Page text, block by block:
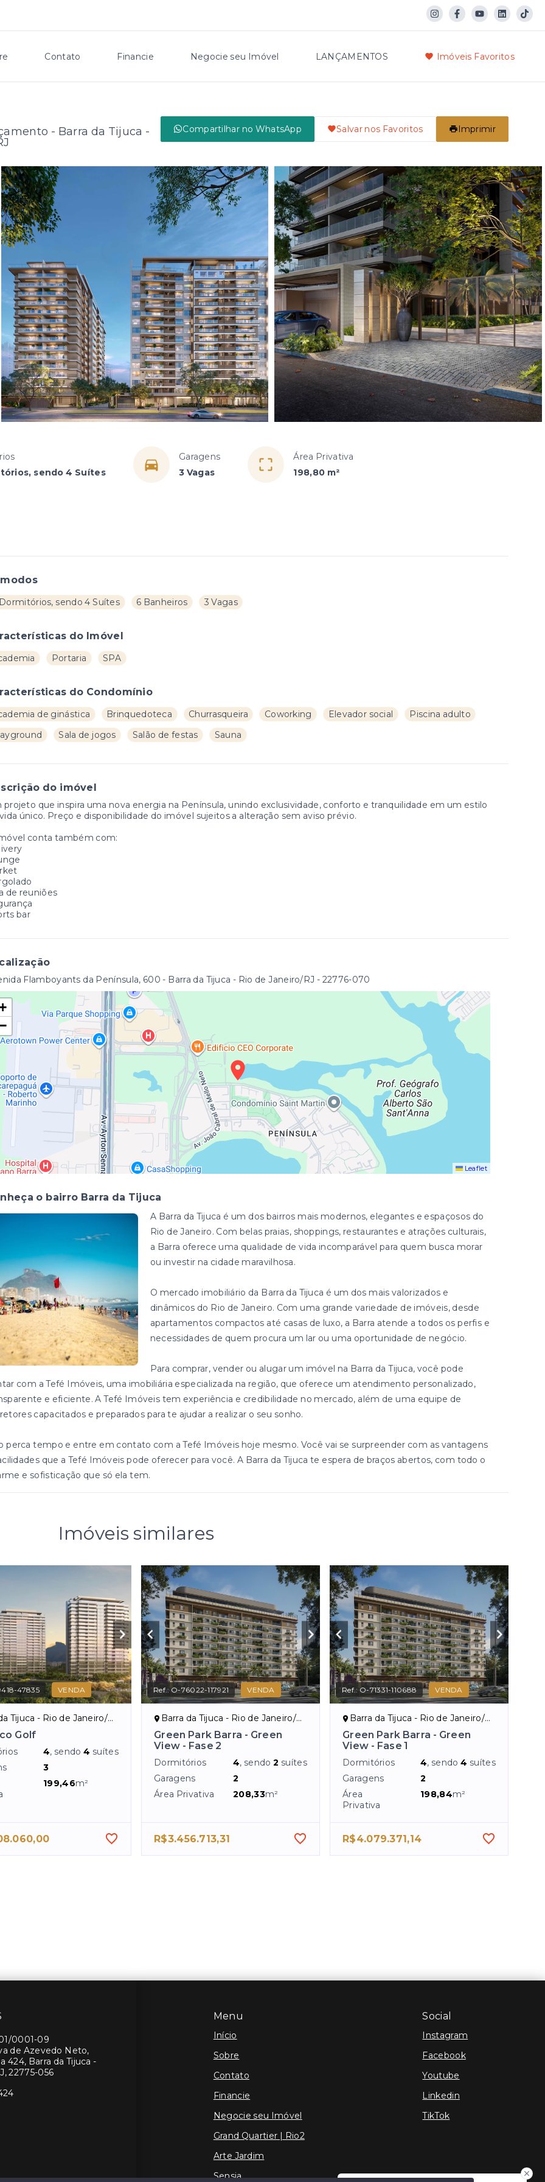
Contato Financie Negocie seu Imóvel LANÇAMENTOS Imóveis Favoritos
- Barra da Tijuca -
Compartilhar no WhatsApp Salvar nos Favoritos Imprimir
sendo 4 Suítes
Garagens
3 Vagas
Área Privativa
198,80 m²
sendo 4 Suítes 6 Banheiros 3 Vagas
do Imóvel
Portaria SPA
do Condomínio
de ginástica Brinquedoteca Churrasqueira Coworking Elevador social
Piscina adulto
Sala de jogos Salão de festas Sauna
do imóvel
projeto que inspira uma nova energia na Península, unindo exclusividade, conforto e tranquilidade em um estilo
único. Preço e disponibilidade do imóvel sujeitos a alteração sem aviso prévio.
conta também com:
de reuniões
bar
Flamboyants da Península, 600 - Barra da Tijuca - Rio de Janeiro/RJ - 22776-070
Leaflet
o bairro Barra da Tijuca
A Barra da Tijuca é um dos bairros mais modernos, elegantes e espaçosos do
Rio de Janeiro. Com belas praias, shoppings, restaurantes e atrações culturais,
a Barra oferece uma qualidade de vida incomparável para quem busca morar
ou investir na cidade maravilhosa.
O mercado imobiliário da Barra da Tijuca é um dos mais valorizados e
dinâmicos do Rio de Janeiro. Com uma grande variedade de imóveis, desde
apartamentos compactos até casas de luxo, a Barra atende a todos os perfis e
necessidades de quem procura um lar ou uma oportunidade de negócio.
Para comprar, vender ou alugar um imóvel na Barra da Tijuca, você pode
com a Tefé Imóveis, uma imobiliária especializada na região, que oferece um atendimento personalizado,
e eficiente. A Tefé Imóveis tem experiência e credibilidade no mercado, além de uma equipe de
capacitados e preparados para te ajudar a realizar o seu sonho.
perca tempo e entre em contato com a Tefé Imóveis hoje mesmo. Você vai se surpreender com as vantagens
que a Tefé Imóveis pode oferecer para você. A Barra da Tijuca te espera de braços abertos, com todo o
e sofisticação que só ela tem.
Imóveis similares
47835 VENDA
Tijuca - Rio de Janeiro/RJ
Golf
4, sendo4 suítes
3
199,46m²
Ref.:O-76022-117921 VENDA
Barra da Tijuca - Rio de Janeiro/RJ
Green Park Barra - Green
View - Fase 2
Dormitórios 4, sendo2 suítes
Garagens
2
Área Privativa
208,33m²
R$3.456.713,31
Ref.:O-71331-110688 VENDA
Barra da Tijuca - Rio de Janeiro/RJ
Green Park Barra - Green
View - Fase 1
Dormitórios 4, sendo4 suítes
Garagens
2
Área
Privativa
198,84m²
R$4.079.371,14
Menu
Início
Sobre
Contato
Financie
Negocie seu Imóvel
Grand Quartier | Rio2
Arte Jardim
Sensia
Social
Instagram
Facebook
Youtube
Linkedin
TikTok
0001-09
de Azevedo Neto,
424, Barra da Tijuca -
22775-056